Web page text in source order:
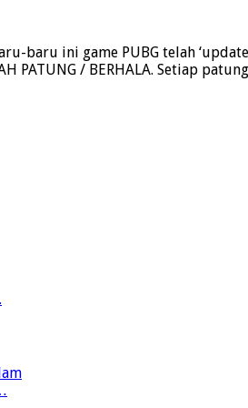
Baru-baru ini game PUBG telah
PATUNG / BERHALA. Setiap